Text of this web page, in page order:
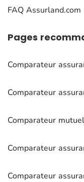
FAQ Assurland.com
Pages
Comparateur
Comparateur
Comparateur
Comparateur
Comparateur